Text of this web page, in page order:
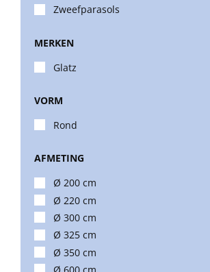
Balkonklemmen
Verlichting
Glatz parasoldoeken
Glatz stofstalen collectie Sampleboeken
Zweefparasols
MERKEN
Glatz
VORM
Rond
AFMETING
Ø 200 cm
Ø 220 cm
Ø 300 cm
Ø 325 cm
Ø 350 cm